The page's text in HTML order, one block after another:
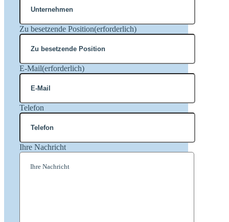
Zu besetzende Position(erforderlich)
E-Mail(erforderlich)
Telefon
Ihre Nachricht